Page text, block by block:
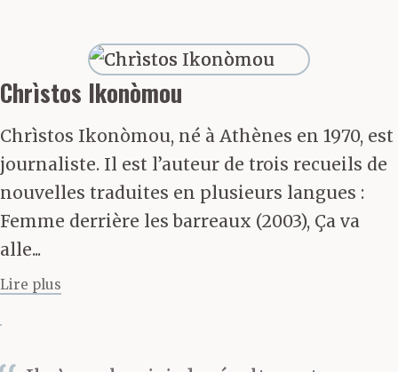
duvet blond luisant près
de son oreille comme si
l’avait caressé toute la
nuit une main trempée
dans de la poudre d’or.
Si beau que de le voir on
avait le cœur serré. Il
Chrìstos Ikonòmou
Chrìstos Ikonòmou, né à Athènes en 1970, est
journaliste. Il est l’auteur de trois recueils de
nouvelles traduites en plusieurs langues :
Femme derrière les barreaux (2003), Ça va
alle...
Lire plus